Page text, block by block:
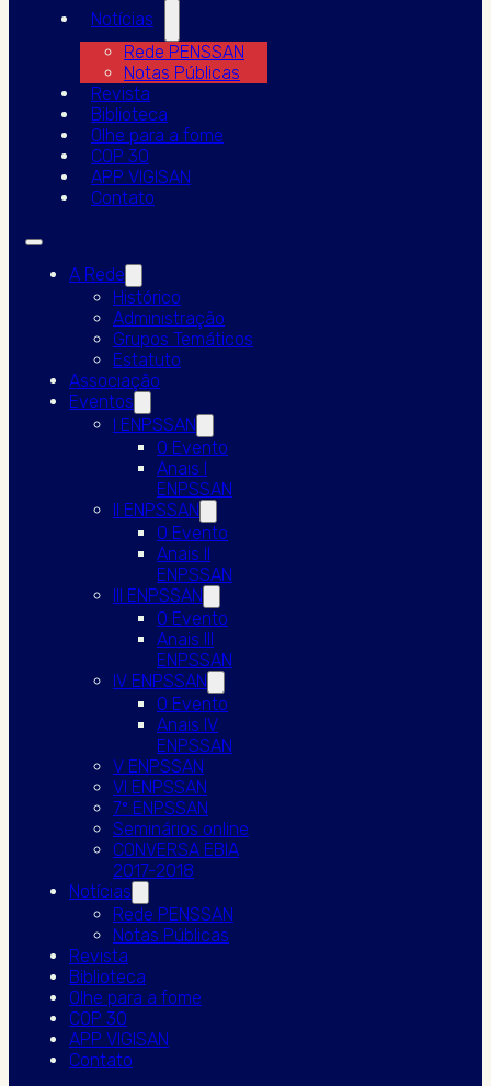
Notícias
Rede PENSSAN
Notas Públicas
Revista
Biblioteca
Olhe para a fome
COP 30
APP VIGISAN
Contato
A Rede
Histórico
Administração
Grupos Temáticos
Estatuto
Associação
Eventos
I ENPSSAN
O Evento
Anais I
ENPSSAN
II ENPSSAN
O Evento
Anais II
ENPSSAN
III ENPSSAN
O Evento
Anais III
ENPSSAN
IV ENPSSAN
O Evento
Anais IV
ENPSSAN
V ENPSSAN
VI ENPSSAN
7º ENPSSAN
Seminários online
CONVERSA EBIA
2017-2018
Notícias
Rede PENSSAN
Notas Públicas
Revista
Biblioteca
Olhe para a fome
COP 30
APP VIGISAN
Contato